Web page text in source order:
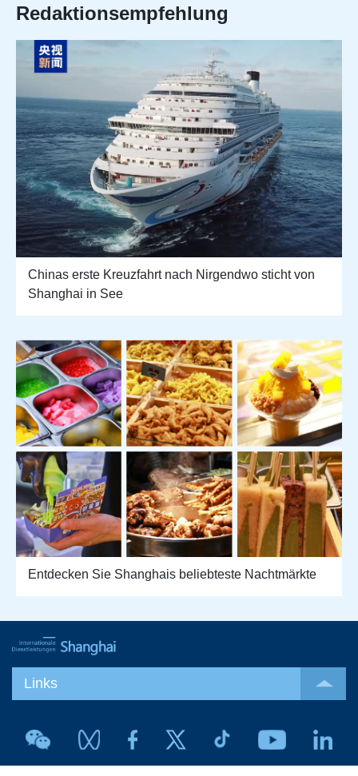
Redaktionsempfehlung
Chinas erste Kreuzfahrt nach Nirgendwo sticht von
Shanghai in See
Entdecken Sie Shanghais beliebteste Nachtmärkte
Links